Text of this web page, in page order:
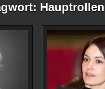
Hauptrollen